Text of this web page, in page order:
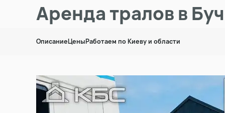
Песок
Асфальтная крошка
Кирпичный бой
Аренда тралов в
ОписаниеЦеныРаботаем по Киеву и области